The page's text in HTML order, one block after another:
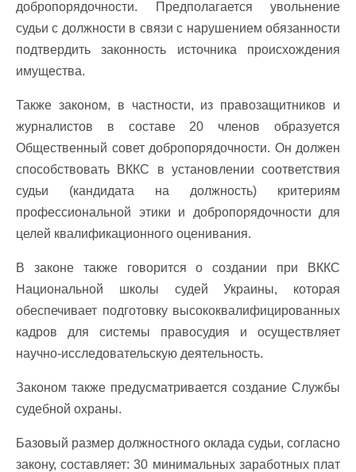
добропорядочности. Предполагается увольнение
судьи с должности в связи с нарушением обязанности
подтвердить законность источника происхождения
имущества.
Также законом, в частности, из правозащитников и
журналистов в составе 20 членов образуется
Общественный совет добропорядочности. Он должен
способствовать ВККС в установлении соответствия
судьи (кандидата на должность) критериям
профессиональной этики и добропорядочности для
целей квалификационного оценивания.
В законе также говорится о создании при ВККС
Национальной школы судей Украины, которая
обеспечивает подготовку высококвалифицированных
кадров для системы правосудия и осуществляет
научно-исследовательскую деятельность.
Законом также предусматривается создание Службы
судебной охраны.
Базовый размер должностного оклада судьи, согласно
закону, составляет: 30 минимальных заработных плат